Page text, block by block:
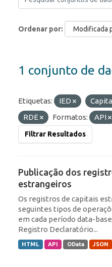
Ordenar por
1 conjunto de
Etiquetas: IED
RDE
Formatos: API
Filtrar Resultados
Publicação dos
estrangeiros
Os registros de capitais
seguintes tipos de
em cada período data-
Registro Declaratório...
HTML API OData JSON